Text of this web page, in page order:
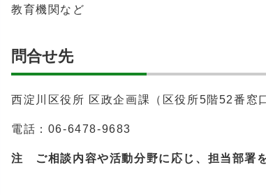
教育機関など
問合せ先
西淀川区役所 区政企画課（区役所5階52番窓
電話： 06-6478-9683
注 ご相談内容や活動分野に応じ、担当部署